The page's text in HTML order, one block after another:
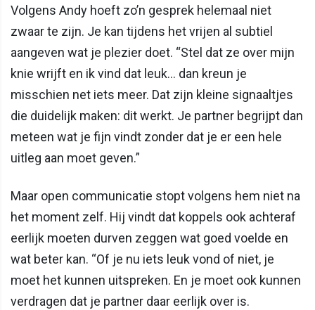
Volgens Andy hoeft zo’n gesprek helemaal niet
zwaar te zijn. Je kan tijdens het vrijen al subtiel
aangeven wat je plezier doet. “Stel dat ze over mijn
knie wrijft en ik vind dat leuk… dan kreun je
misschien net iets meer. Dat zijn kleine signaaltjes
die duidelijk maken: dit werkt. Je partner begrijpt dan
meteen wat je fijn vindt zonder dat je er een hele
uitleg aan moet geven.”
Maar open communicatie stopt volgens hem niet na
het moment zelf. Hij vindt dat koppels ook achteraf
eerlijk moeten durven zeggen wat goed voelde en
wat beter kan. “Of je nu iets leuk vond of niet, je
moet het kunnen uitspreken. En je moet ook kunnen
verdragen dat je partner daar eerlijk over is.